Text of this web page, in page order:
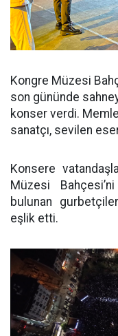
Kongre Müzesi
son gününde
konser verdi.
sanatçı, sevilen
Konsere
Müzesi
bulunan
eşlik etti.